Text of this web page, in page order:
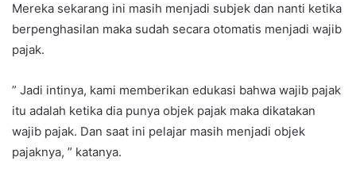
Mereka sekarang ini masih menjadi subjek dan nanti ketika
berpenghasilan maka sudah secara otomatis menjadi wajib
pajak.
” Jadi intinya, kami memberikan edukasi bahwa wajib pajak
itu adalah ketika dia punya objek pajak maka dikatakan
wajib pajak. Dan saat ini pelajar masih menjadi objek
pajaknya, ” katanya.